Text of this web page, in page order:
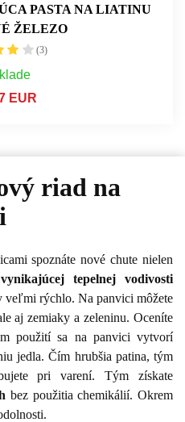
PASTA NA LIATINU
ŽELEZO
(3)
EUR
riad na
spoznáte nové chute nielen
vynikajúcej tepelnej vodivosti
veľmi rýchlo. Na panvici môžete
aj zemiaky a zeleninu. Oceníte
použití sa na panvici vytvorí
jedla. Čím hrubšia patina, tým
pri varení. Tým získate
bez použitia chemikálií. Okrem